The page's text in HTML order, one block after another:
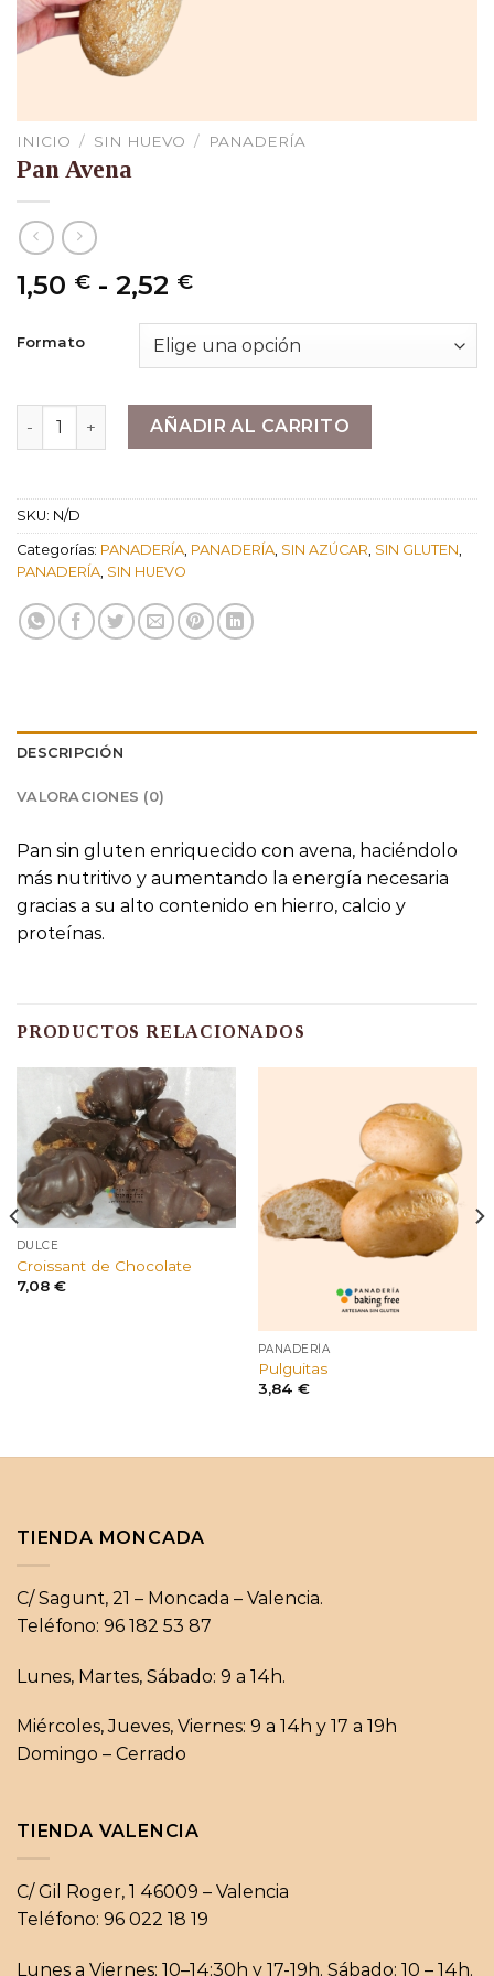
INICIO / SIN HUEVO / PANADERÍA
Pan Avena
1,50 € - 2,52 €Rango
precios:
desde
hasta
2,52 €
Formato
Pan Avena cantidadAÑADIR AL CARRITO
SKU: N/D
Categorías: PANADERÍA, PANADERÍA, SIN AZÚCAR, SIN GLUTEN,
PANADERÍA, SIN HUEVO
DESCRIPCIÓN
VALORACIONES (0)
Pan sin gluten enriquecido con avena, haciéndolo
más nutritivo y aumentando la energía necesaria
gracias a su alto contenido en hierro, calcio y
proteínas.
PRODUCTOS RELACIONADOS
DULCE
Croissant de Chocolate
7,08 €
PANADERÍA
Pulguitas
3,84 €
TIENDA MONCADA
C/ Sagunt, 21 – Moncada – Valencia.
Teléfono: 96 182 53 87
Lunes, Martes, Sábado: 9 a 14h.
Miércoles, Jueves, Viernes: 9 a 14h y 17 a 19h
Domingo – Cerrado
TIENDA VALENCIA
C/ Gil Roger, 1 46009 – Valencia
Teléfono: 96 022 18 19
Lunes a Viernes: 10–14:30h y 17-19h. Sábado: 10 – 14h.